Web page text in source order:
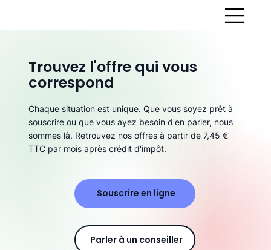
Trouvez l'offre qui vous
correspond
Chaque situation est unique. Que vous soyez prêt à
souscrire ou que vous ayez besoin d'en parler, nous
sommes là. Retrouvez nos offres à partir de 7,45 €
TTC par mois après crédit d'impôt.
Souscrire en ligne
Parler à un conseiller